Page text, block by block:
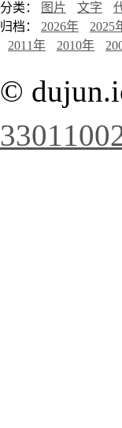
分类：
图片 文字
归档： 2026年 2025
2011年
2010年
©